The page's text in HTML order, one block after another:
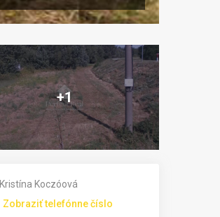
+1
Kristína Koczóová
Zobraziť telefónne číslo